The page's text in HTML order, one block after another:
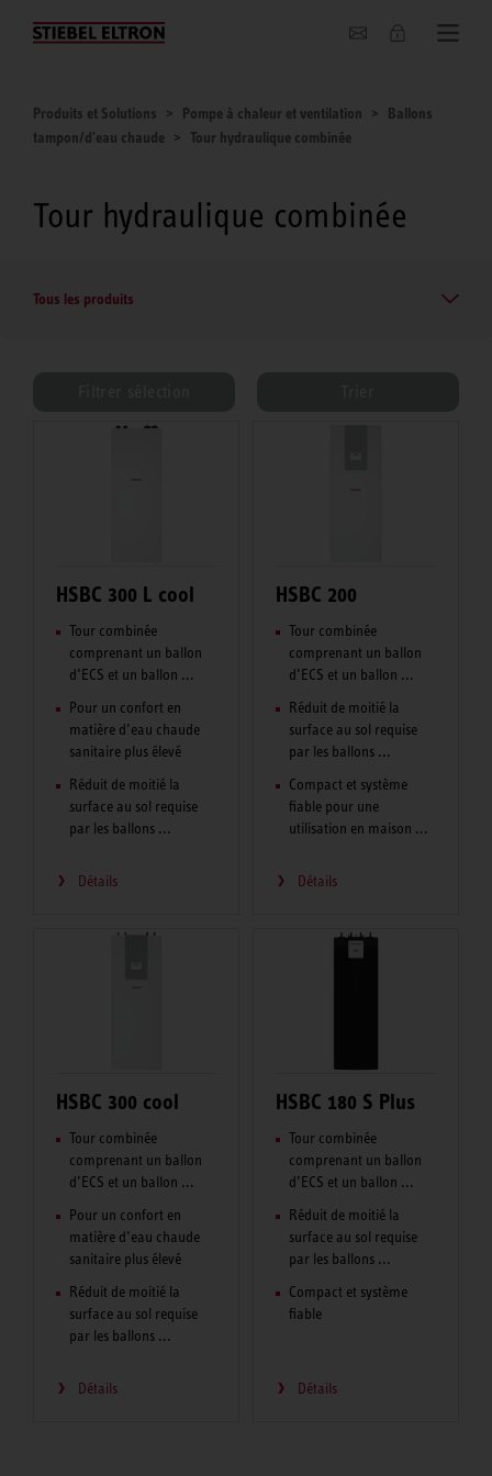
Entreprise
Produits et Solutions Pompe à chaleur et ventilation
Ballons
tampon/d'eau chaude
Tour hydraulique combinée
Tour hydraulique combinée
Tous les produits
HSBC 300 L cool
Tour combinée
comprenant un ballon
d’ECS et un ballon ...
Pour un confort en
matière d’eau chaude
sanitaire plus élevé
Réduit de moitié la
surface au sol requise
par les ballons ...
Détails
HSBC 200
Tour combinée
comprenant un ballon
d’ECS et un ballon ...
Réduit de moitié la
surface au sol requise
par les ballons ...
Compact et système
fiable pour une
utilisation en maison ...
Détails
HSBC 300 cool
Tour combinée
comprenant un ballon
d’ECS et un ballon ...
Pour un confort en
matière d’eau chaude
sanitaire plus élevé
Réduit de moitié la
surface au sol requise
par les ballons ...
Détails
HSBC 180 S Plus
Tour combinée
comprenant un ballon
d’ECS et un ballon ...
Réduit de moitié la
surface au sol requise
par les ballons ...
Compact et système
fiable
Détails